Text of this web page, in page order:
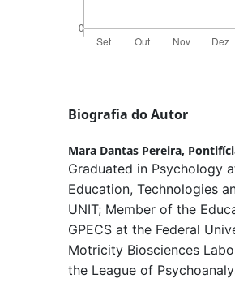
Biografia do Autor
Mara Dantas Pereira,
Graduated in Psychology
Education, Technologies
UNIT; Member of the
GPECS at the Federal
Motricity Biosciences
the League of